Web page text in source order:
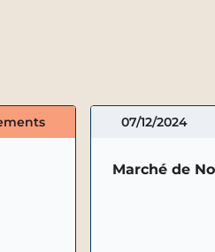
07/12/2024
Marché de